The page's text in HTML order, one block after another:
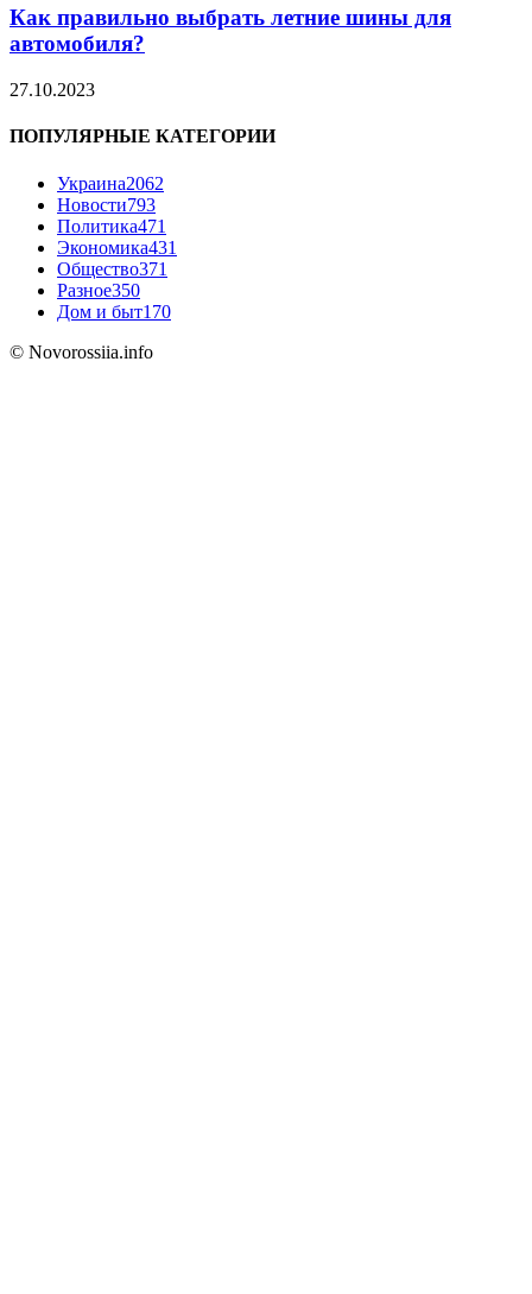
Как правильно выбрать летние шины для
автомобиля?
27.10.2023
ПОПУЛЯРНЫЕ КАТЕГОРИИ
Украина2062
Новости793
Политика471
Экономика431
Общество371
Разное350
Дом и быт170
© Novorossiia.info